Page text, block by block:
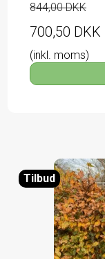
844,00 DKK
700,50 DKK
(inkl. moms)
Tilbud